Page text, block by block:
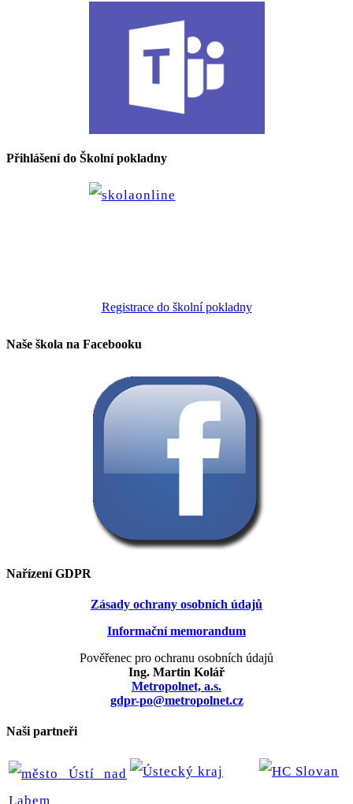
Přihlášení do Školní pokladny
Registrace do školní pokladny
Naše škola na Facebooku
Nařízení GDPR
Zásady ochrany osobních údajů
Informační memorandum
Pověřenec pro ochranu osobních údajů
Ing. Martin Kolář
Metropolnet, a.s.
gdpr-po@metropolnet.cz
Naši partneři